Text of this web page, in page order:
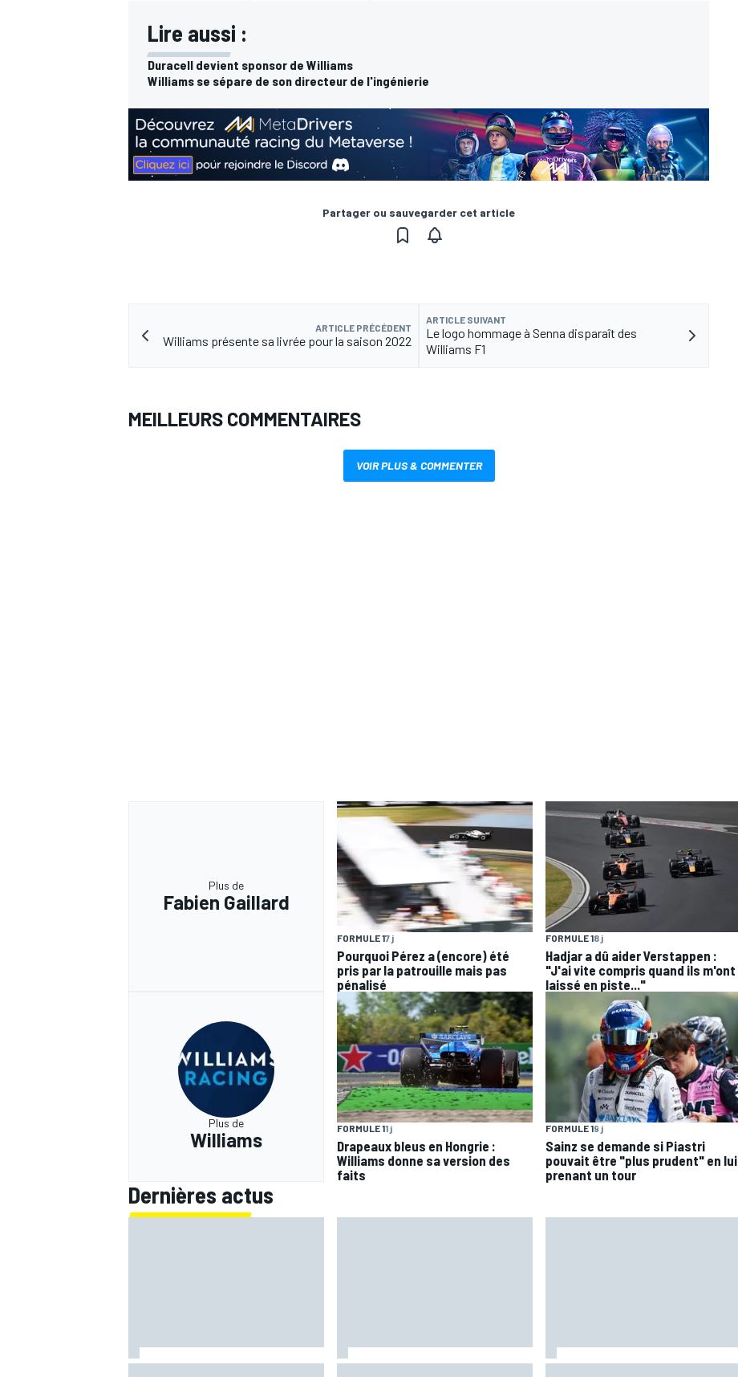
Lire aussi :
Duracell devient sponsor de Williams
Williams se sépare de son directeur de l'ingénierie
Partager ou sauvegarder cet article
ARTICLE PRÉCÉDENT
Williams présente sa livrée pour la saison 2022
ARTICLE SUIVANT
Le logo hommage à Senna disparaît des
Williams F1
MEILLEURS COMMENTAIRES
VOIR PLUS & COMMENTER
Plus de
Fabien Gaillard
FORMULE 17 j
Pourquoi Pérez a (encore) été
pris par la patrouille mais pas
pénalisé
FORMULE 18 j
Hadjar a dû aider Verstappen :
"J'ai vite compris quand ils m'ont
laissé en piste..."
Plus de
Williams
FORMULE 11 j
Drapeaux bleus en Hongrie :
Williams donne sa version des
faits
FORMULE 19 j
Sainz se demande si Piastri
pouvait être "plus prudent" en lui
prenant un tour
Dernières actus